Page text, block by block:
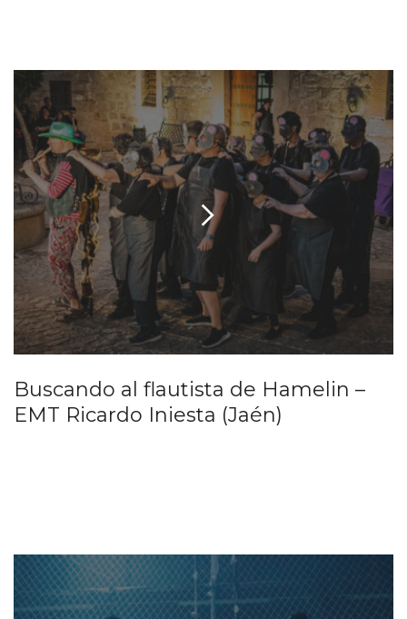
Buscando al flautista de Hamelin –
EMT Ricardo Iniesta (Jaén)